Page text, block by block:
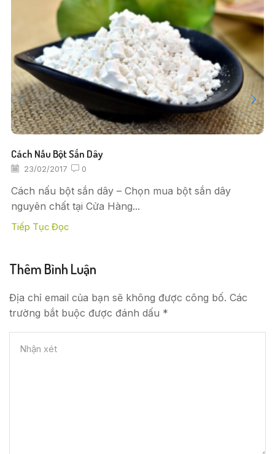
Cách Nấu Bột Sắn Dây
23/02/2017 0
Cách nấu bột sắn dây – Chọn mua bột sắn dây
nguyên chất tại Cửa Hàng...
Tiếp Tục Đọc
Thêm Bình Luận
Địa chỉ email của bạn sẽ không được công bố. Các
trường bắt buộc được đánh dấu *